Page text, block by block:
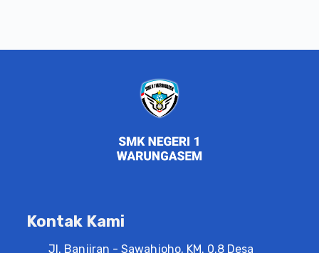
Kontak Kami
Jl. Banjiran - Sawahjoho, KM. 0,8 Desa